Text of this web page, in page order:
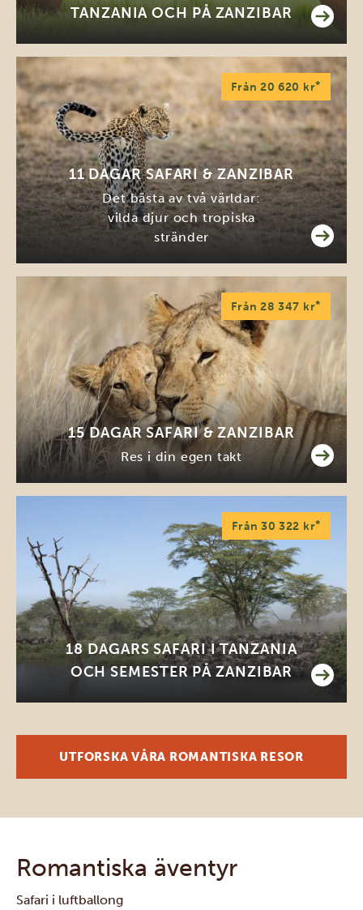
TANZANIA OCH PÅ ZANZIBAR
Från 20 620 kr*
11 DAGAR SAFARI & ZANZIBAR
Det bästa av två världar:
vilda djur och tropiska
stränder
Från 28 347 kr*
15 DAGAR SAFARI & ZANZIBAR
Res i din egen takt
Från 30 322 kr*
18 DAGARS SAFARI I TANZANIA
OCH SEMESTER PÅ ZANZIBAR
UTFORSKA VÅRA ROMANTISKA RESOR
Romantiska äventyr
Safari i luftballong